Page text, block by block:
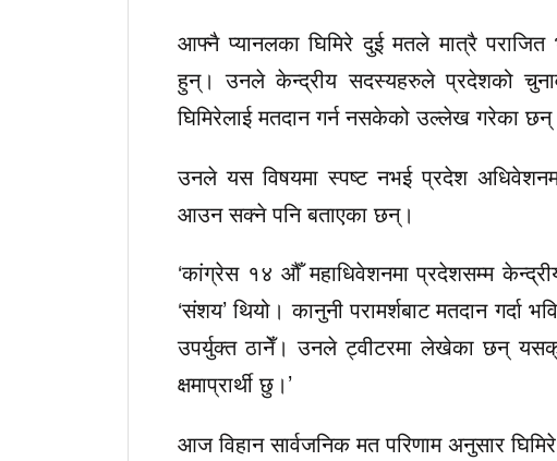
आफ्नै प्यानलका घिमिरे दुई मतले मात्रै
हुन्। उनले केन्द्रीय सदस्यहरुले प्रदेशको
घिमिरेलाई मतदान गर्न नसकेको उल्लेख गरेका
उनले यस विषयमा स्पष्ट नभई प्रदेश
आउन सक्ने पनि बताएका छन्।
‘कांग्रेस १४ औँ महाधिवेशनमा प्रदेशसम्म
‘संशय’ थियो। कानुनी परामर्शबाट मतदान
उपर्युक्त ठानेँ। उनले ट्वीटरमा लेखेका छन्
क्षमाप्रार्थी छु।’
आज विहान सार्वजनिक मत परिणाम अनुसार